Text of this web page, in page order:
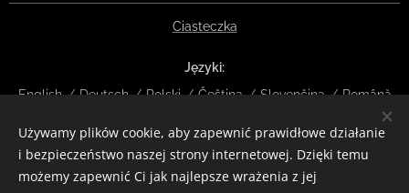
Ciasteczka
Języki
English
Deutsch Polski Čeština Slovenčina Română
Waluty
EUR €
CZK Kč DKK kr NOK kr GBP £ SEK kr
CHF
HUF Ft
ISK kr USD $ PLN zł RON lei
Używamy plików cookie, aby zapewnić prawidłowe działanie
i bezpieczeństwo naszej strony internetowej. Dzięki temu
możemy zapewnić Ci jak najlepsze wrażenia z jej